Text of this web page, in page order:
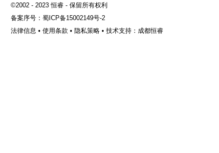
©2002 - 2023 恒睿 - 保留所有权利
备案序号：蜀ICP备15002149号-2
法律信息 •使用条款 • 隐私策略 •技术支持：成都恒睿